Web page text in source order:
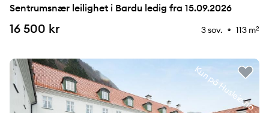
Sentrumsnær leilighet i Bardu ledig fra 15.09.2026
16 500 kr 3 sov. ⚉ 113 m2
Kun på Husleie.no